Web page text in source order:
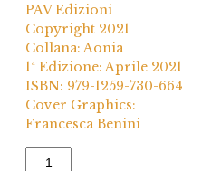
PAV Edizioni
Copyright 2021
Collana: Aonia
1ª Edizione: Aprile 2021
ISBN: 979-1259-730-664
Cover Graphics:
Francesca Benini